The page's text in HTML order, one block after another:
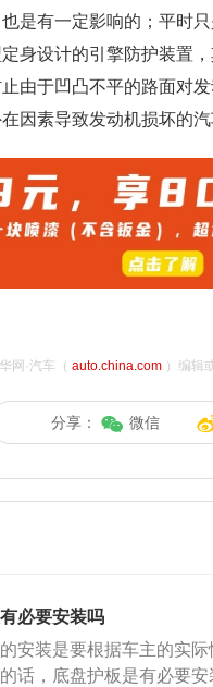
是有一定影响的；平时
身设计的引擎防护装置
由于凹凸不平的路面对
因素导致发动机损坏的汽
网·汽车（ auto.china.com）编辑
分享： 微信
必要安装吗
安装是要根据车主的实
话，底盘护板是有必要